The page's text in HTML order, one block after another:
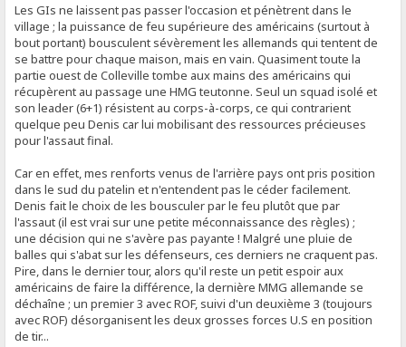
Les GIs ne laissent pas passer l'occasion et pénètrent dans le
village ; la puissance de feu supérieure des américains (surtout à
bout portant) bousculent sévèrement les allemands qui tentent de
se battre pour chaque maison, mais en vain. Quasiment toute la
partie ouest de Colleville tombe aux mains des américains qui
récupèrent au passage une HMG teutonne. Seul un squad isolé et
son leader (6+1) résistent au corps-à-corps, ce qui contrarient
quelque peu Denis car lui mobilisant des ressources précieuses
pour l'assaut final.
Car en effet, mes renforts venus de l'arrière pays ont pris position
dans le sud du patelin et n'entendent pas le céder facilement.
Denis fait le choix de les bousculer par le feu plutôt que par
l'assaut (il est vrai sur une petite méconnaissance des règles) ;
une décision qui ne s'avère pas payante ! Malgré une pluie de
balles qui s'abat sur les défenseurs, ces derniers ne craquent pas.
Pire, dans le dernier tour, alors qu'il reste un petit espoir aux
américains de faire la différence, la dernière MMG allemande se
déchaîne ; un premier 3 avec ROF, suivi d'un deuxième 3 (toujours
avec ROF) désorganisent les deux grosses forces U.S en position
de tir...